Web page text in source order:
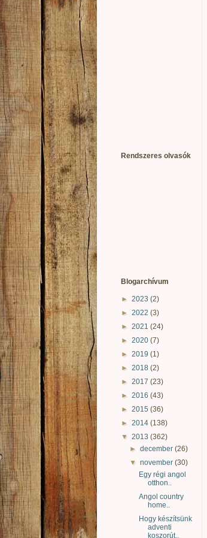
Rendszeres olvasók
Blogarchívum
► 2023 (2)
► 2022 (3)
► 2021 (24)
► 2020 (7)
► 2019 (1)
► 2018 (2)
► 2017 (23)
► 2016 (43)
► 2015 (36)
► 2014 (138)
▼ 2013 (362)
►december(26)
▼november(30)
Egy régi angol
otthon..
Angol country
home..
Hogy készítsünk
adventi
koszorút..